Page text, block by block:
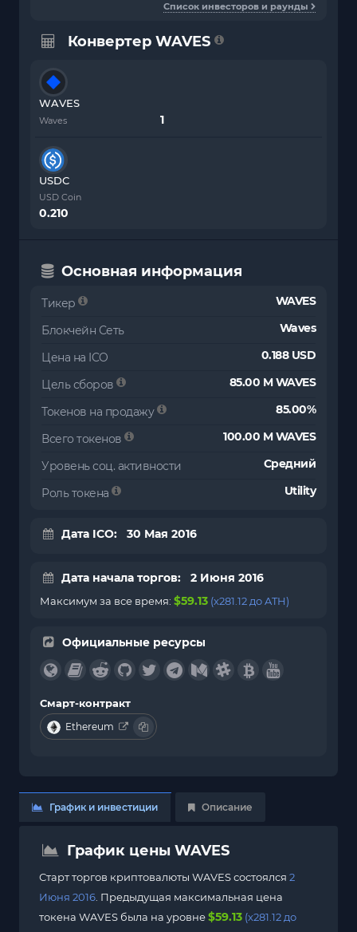
Список инвесторов и раунды
Конвертер WAVES
WAVES
Waves
USDC
USD Coin
0.210
Основная информация
Тикер WAVES
Блокчейн Сеть Waves
Цена на ICO 0.188 USD
Цель сборов 85.00 M WAVES
Токенов на продажу 85.00%
Всего токенов 100.00 M WAVES
Уровень соц. активности Средний
Роль токена Utility
Дата ICO: 30 Мая 2016
Дата начала торгов: 2 Июня 2016
Максимум за все время: $59.13 (x281.12 до ATH)
Официальные ресурсы
Смарт-контракт
Ethereum
График и инвестиции Описание
График цены WAVES
Старт торгов криптовалюты WAVES состоялся 2
Июня 2016 . Предыдущая максимальная цена
токена WAVES была на уровне$59.13 (x281.12 до